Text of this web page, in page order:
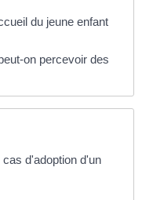
du jeune enfant
on percevoir des
d'adoption d'un